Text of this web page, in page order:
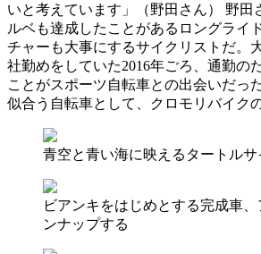
いと考えています」（野田さん） 野田
ルベも達成したことがあるロングライ
チャーも大事にするサイクリストだ。
社勤めをしていた2016年ごろ、通勤の
ことがスポーツ自転車との出会いだっ
似合う自転車として、クロモリバイク
青空と青い海に映えるタートルサ
ビアンキをはじめとする完成車
ンナップする